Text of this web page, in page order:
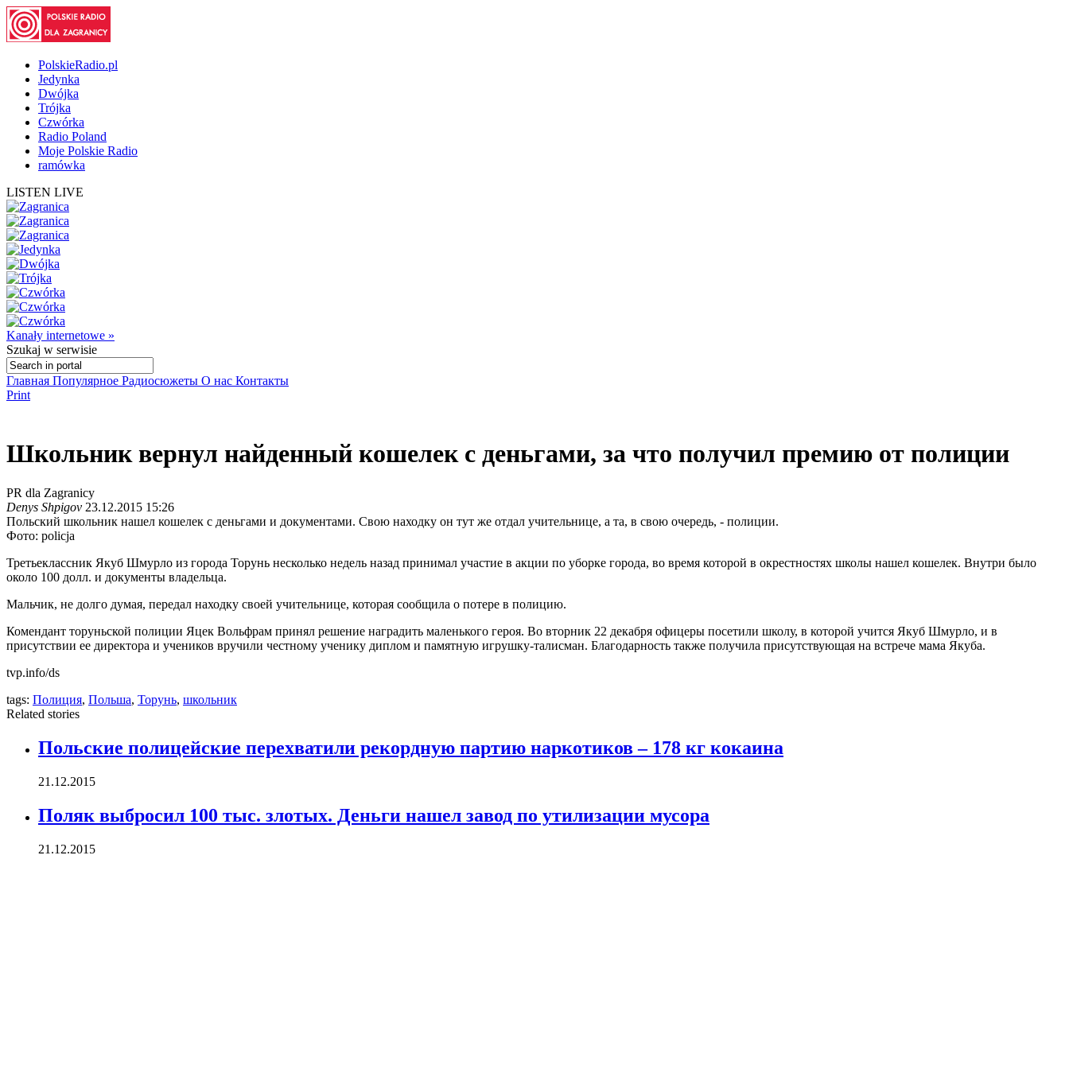
PolskieRadio.pl
Jedynka
Dwójka
Trójka
Czwórka
Radio Poland
Moje Polskie Radio
ramówka
LISTEN LIVE
Kanały internetowe »
Szukaj w serwisie
Главная Популярное Радиосюжеты О нас Контакты
Print
Школьник вернул найденный кошелек с деньгами, за что получил премию от полиции
PR dla Zagranicy
Denys Shpigov 23.12.2015 15:26
Польский школьник нашел кошелек с деньгами и документами. Свою находку он тут же отдал учительнице, а та, в свою очередь, - полиции.
Фото: policja
Третьеклассник Якуб Шмурло из города Торунь несколько недель назад принимал участие в акции по уборке города, во время которой в окрестностях школы нашел кошелек. Внутри было
около 100 долл. и документы владельца.
Мальчик, не долго думая, передал находку своей учительнице, которая сообщила о потере в полицию.
Комендант торуньской полиции Яцек Вольфрам принял решение наградить маленького героя. Во вторник 22 декабря офицеры посетили школу, в которой учится Якуб Шмурло, и в
присутствии ее директора и учеников вручили честному ученику диплом и памятную игрушку-талисман. Благодарность также получила присутствующая на встрече мама Якуба.
tvp.info/ds
tags: Полиция, Польша, Торунь, школьник
Related stories
Польские полицейские перехватили рекордную партию наркотиков – 178 кг кокаина
21.12.2015
Поляк выбросил 100 тыс. злотых. Деньги нашел завод по утилизации мусора
21.12.2015